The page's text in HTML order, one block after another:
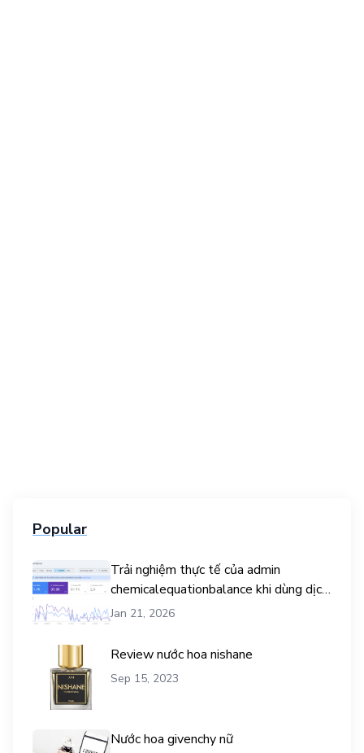
Popular
Trải nghiệm thực tế của admin
chemicalequationbalance khi dùng dịch
vụ mua traffic user
Jan 21, 2026
Review nước hoa nishane
Sep 15, 2023
Nước hoa givenchy nữ